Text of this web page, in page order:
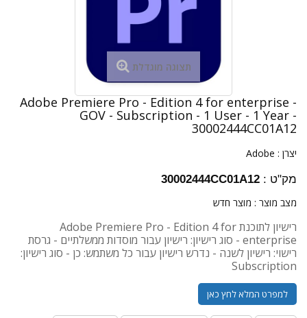
תצוגה מוגדלת
Adobe Premiere Pro - Edition 4 for enterprise -
GOV - Subscription - 1 User - 1 Year -
30002444CC01A12
יצרן : Adobe
מק"ט : 30002444CC01A12
מצב מוצר : מוצר חדש
רישיון לתוכנת Adobe Premiere Pro - Edition 4 for
enterprise - סוג רישיון: רישיון עבור מוסדות ממשלתיים - גרסת
רישוי: רישיון לשנה - נדרש רישיון עבור כל משתמש: כן - סוג רישיון:
Subscription
למפרט המלא לחץ כאן